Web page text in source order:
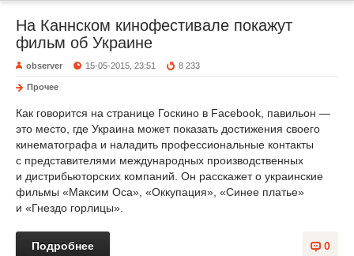
На Каннском кинофестивале покажут
фильм об Украине
observer 15-05-2015, 23:51 8 233
Прочее
Как говорится на странице Госкино в Facebook, павильон —
это место, где Украина может показать достижения своего
кинематографа и наладить профессиональные контакты
с представителями международных производственных
и дистрибьюторских компаний. Он расскажет о украинские
фильмы «Максим Оса», «Оккупация», «Синее платье»
и «Гнездо горлицы».
0
Подробнее